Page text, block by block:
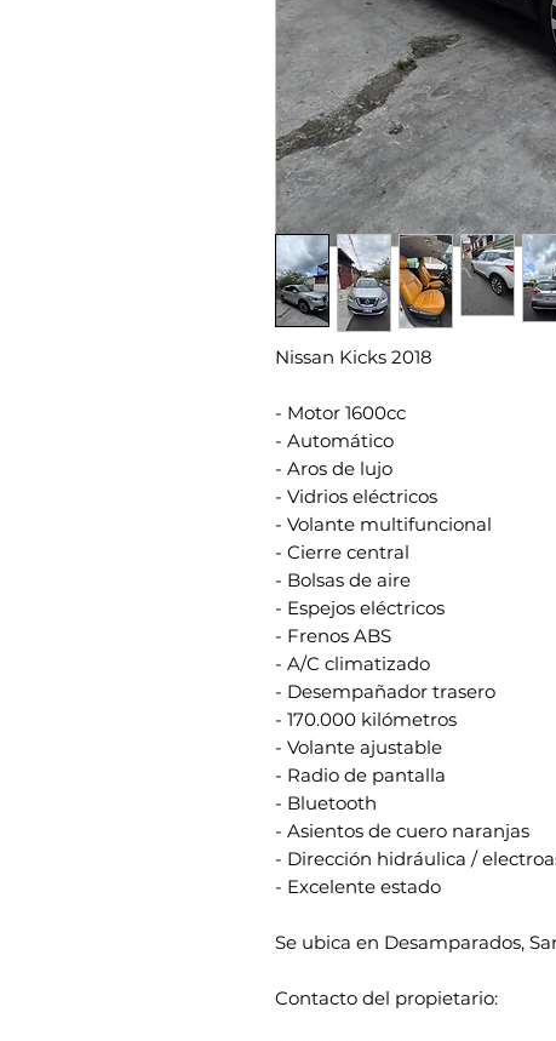
Nissan Kicks 2018
- Motor 1600cc
- Automático
- Aros de lujo
- Vidrios eléctricos
- Volante multifuncional
- Cierre central
- Bolsas de aire
- Espejos eléctricos
- Frenos ABS
- A/C climatizado
- Desempañador trasero
- 170.000 kilómetros
- Volante ajustable
- Radio de pantalla
- Bluetooth
- Asientos de cuero naranjas
- Dirección hidráulica /
- Excelente estado
Se ubica en Desamparados,
Contacto del propietario: